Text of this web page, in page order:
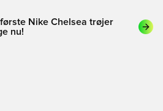
Nike Chelsea trøjer
nu!